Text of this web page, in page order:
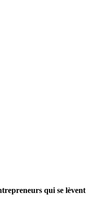
qui se lèvent